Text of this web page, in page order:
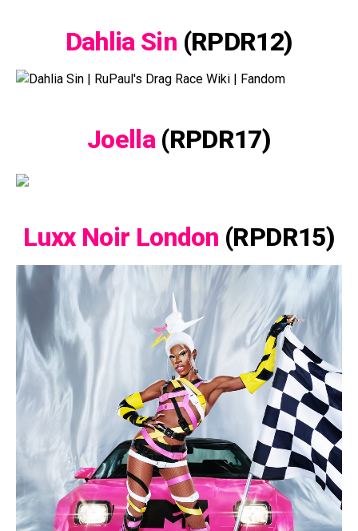
Dahlia Sin (RPDR12)
Joella (RPDR17)
Luxx Noir London (RPDR15)